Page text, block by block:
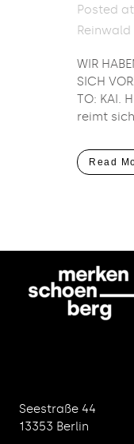
Posted at
Reinwald
WIR
SICH
TO: KAI.
reimt
Read
Seestraße 44
13353 Berlin